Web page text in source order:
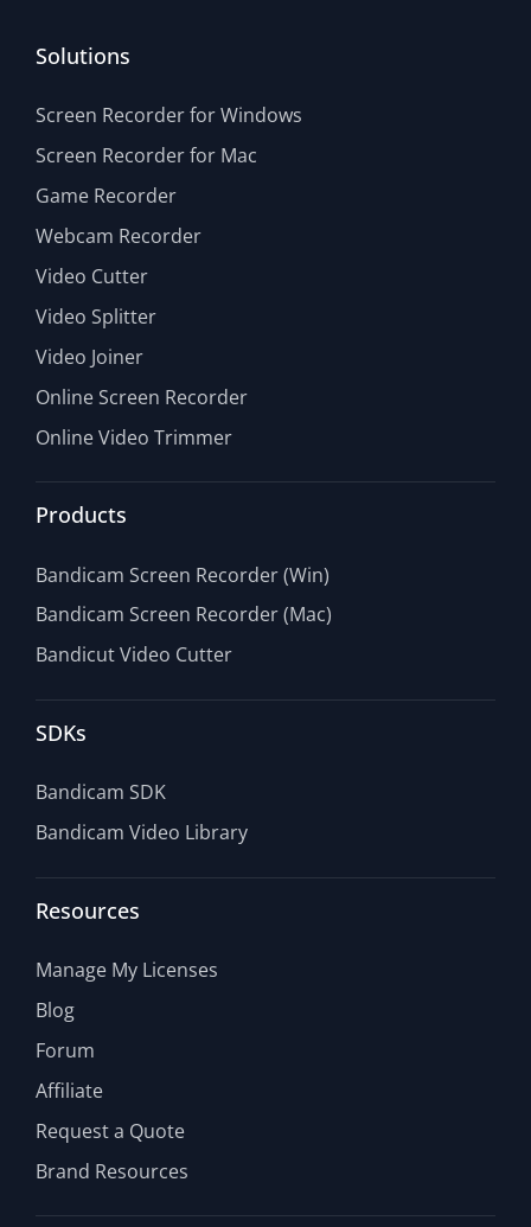
Solutions
Screen Recorder for Windows
Screen Recorder for Mac
Game Recorder
Webcam Recorder
Video Cutter
Video Splitter
Video Joiner
Online Screen Recorder
Online Video Trimmer
Products
Bandicam Screen Recorder (Win)
Bandicam Screen Recorder (Mac)
Bandicut Video Cutter
SDKs
Bandicam SDK
Bandicam Video Library
Resources
Manage My Licenses
Blog
Forum
Affiliate
Request a Quote
Brand Resources